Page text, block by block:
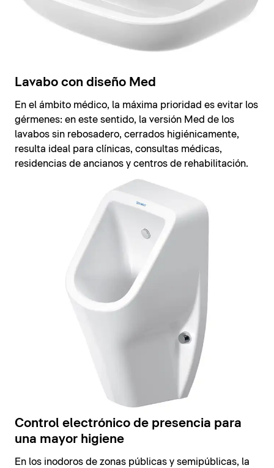
Lavabo con diseño Med
En el ámbito médico, la máxima prioridad es evitar los
gérmenes: en este sentido, la versión Med de los
lavabos sin rebosadero, cerrados higiénicamente,
resulta ideal para clínicas, consultas médicas,
residencias de ancianos y centros de rehabilitación.
Control electrónico de presencia para
una mayor higiene
En los inodoros de zonas públicas y semipúblicas, la